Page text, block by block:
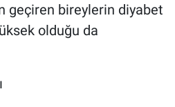
geçiren bireylerin diyabet
olduğu da